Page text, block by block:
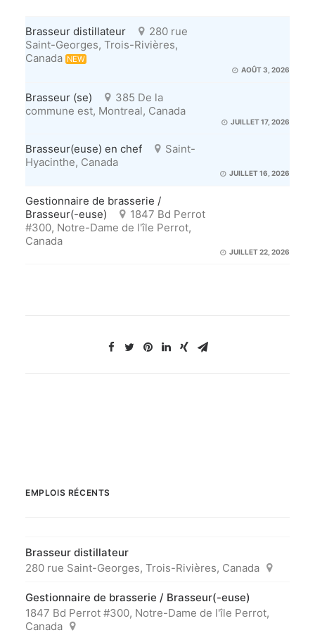
Brasseur distillateur
280 rue
Saint-Georges, Trois-Rivières,
Canada NEW
AOÛT 3, 2026
Brasseur (se)
385 De la
commune est, Montreal, Canada
JUILLET 17, 2026
Brasseur(euse) en chef
Saint-
Hyacinthe, Canada
JUILLET 16, 2026
Gestionnaire de brasserie /
Brasseur(-euse)
1847 Bd Perrot
#300, Notre-Dame de l'île Perrot,
Canada
JUILLET 22, 2026
EMPLOIS RÉCENTS
Brasseur distillateur
280 rue Saint-Georges, Trois-Rivières, Canada
Gestionnaire de brasserie / Brasseur(-euse)
1847 Bd Perrot #300, Notre-Dame de l'île Perrot,
Canada